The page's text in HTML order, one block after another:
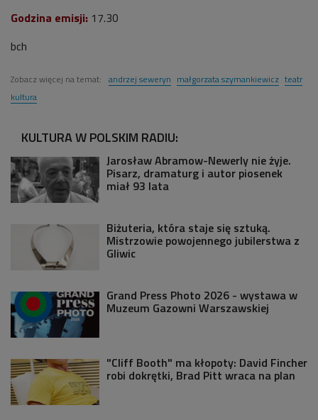
Godzina emisji: 17.30
bch
Zobacz więcej na temat: andrzej seweryn małgorzata szymankiewicz teatr
kultura
KULTURA W POLSKIM RADIU:
Jarosław Abramow-Newerly nie żyje.
Pisarz, dramaturg i autor piosenek
miał 93 lata
Biżuteria, która staje się sztuką.
Mistrzowie powojennego jubilerstwa z
Gliwic
Grand Press Photo 2026 - wystawa w
Muzeum Gazowni Warszawskiej
"Cliff Booth" ma kłopoty: David Fincher
robi dokrętki, Brad Pitt wraca na plan